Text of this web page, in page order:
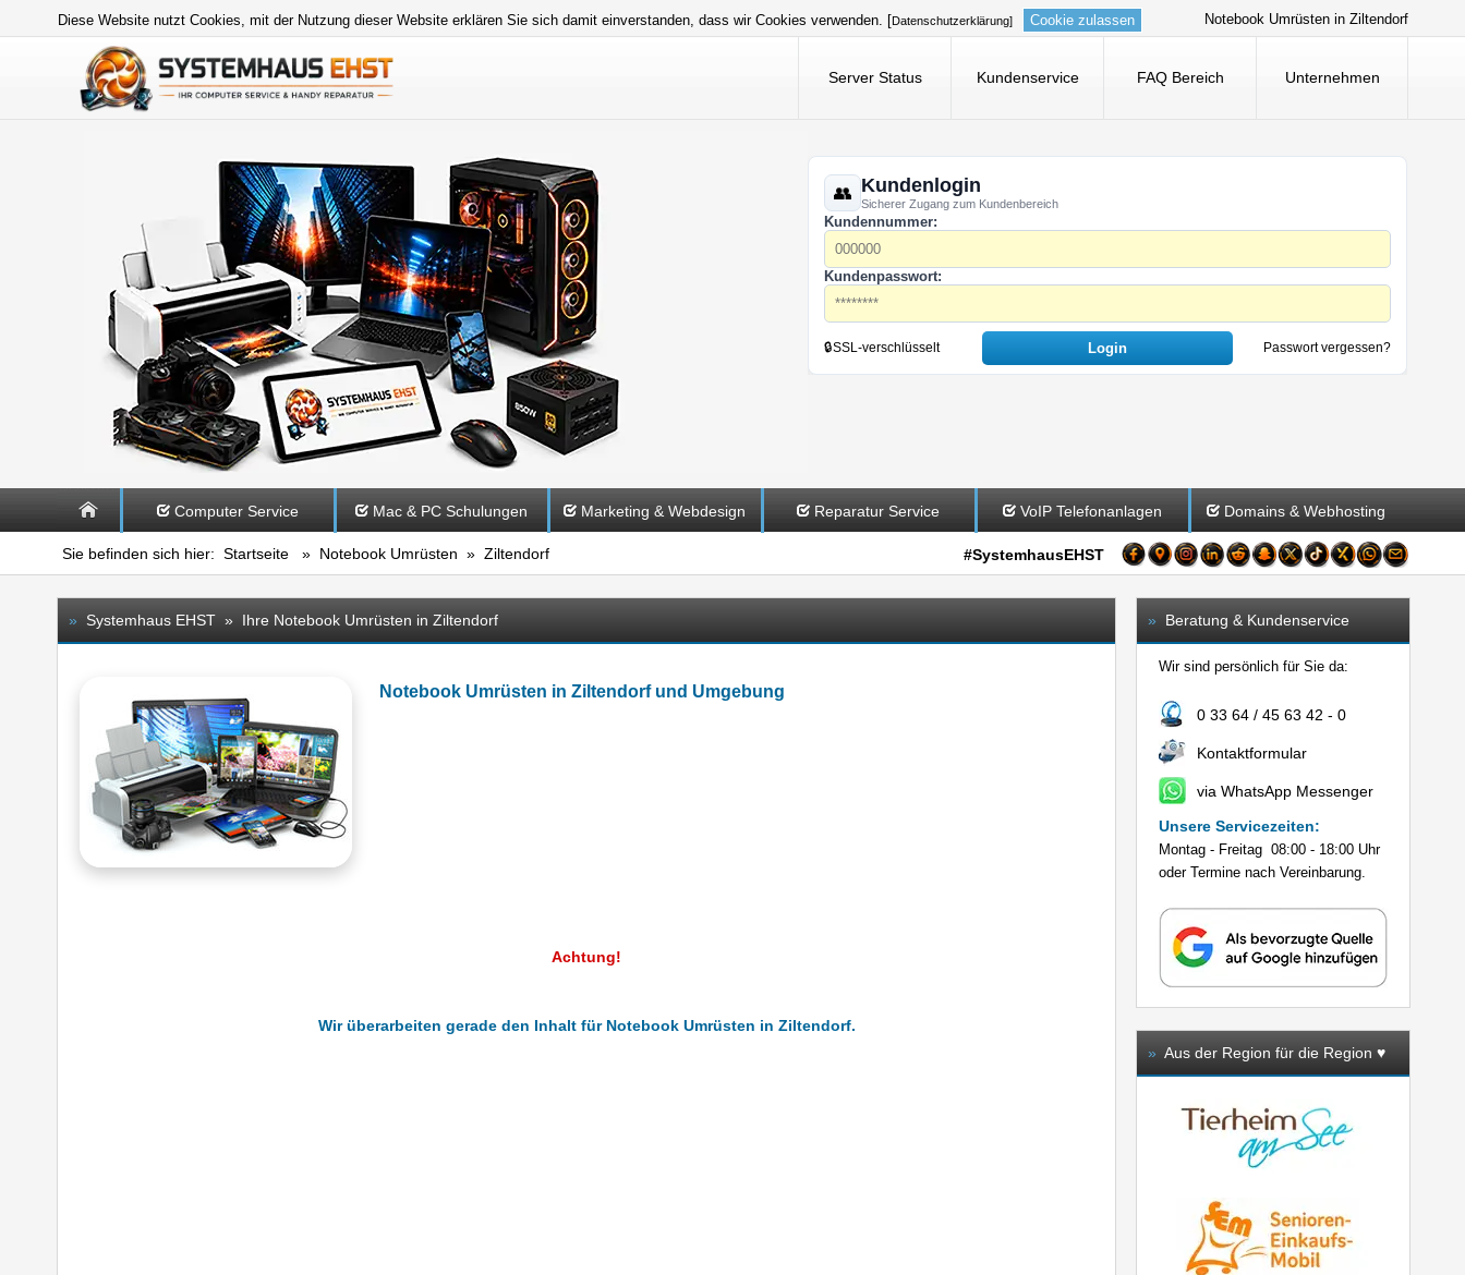
Notebook Umrüsten in Ziltendorf
Diese Website nutzt Cookies, mit der Nutzung dieser Website erklären Sie sich damit einverstanden, dass wir Cookies verwenden. [ Datenschutzerklärung] Cookie zulassen
Server Status Kundenservice FAQ Bereich Unternehmen
Kundenlogin
Sicherer Zugang zum Kundenbereich
Kundennummer:
Kundenpasswort:
🔒SSL-verschlüsselt Passwort vergessen?
Computer Service Mac & PC Schulungen Marketing & Webdesign Reparatur Service VoIP Telefonanlagen Domains & Webhosting
Sie befinden sich hier: Startseite » Notebook Umrüsten » Ziltendorf #SystemhausEHST
» Systemhaus EHST » Ihre Notebook Umrüsten in Ziltendorf
Notebook Umrüsten in Ziltendorf und Umgebung
Achtung!
Wir überarbeiten gerade den Inhalt für Notebook Umrüsten in Ziltendorf.
» Beratung & Kundenservice
Wir sind persönlich für Sie da:
0 33 64 / 45 63 42 - 0
Kontaktformular
via WhatsApp Messenger
Unsere Servicezeiten:
Montag - Freitag 08:00 - 18:00 Uhr
oder Termine nach Vereinbarung.
» Aus der Region für die Region ♥️